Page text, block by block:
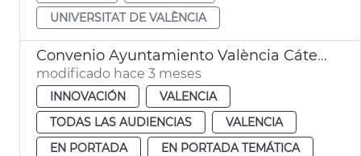
UNIVERSITAT DE VALÈNCIA
Convenio Ayuntamiento València Cátedra Transición Energética UPV
modificado hace 3 meses
INNOVACIÓN
VALENCIA
TODAS LAS AUDIENCIAS
VALENCIA
EN PORTADA
EN PORTADA TEMÁTICA